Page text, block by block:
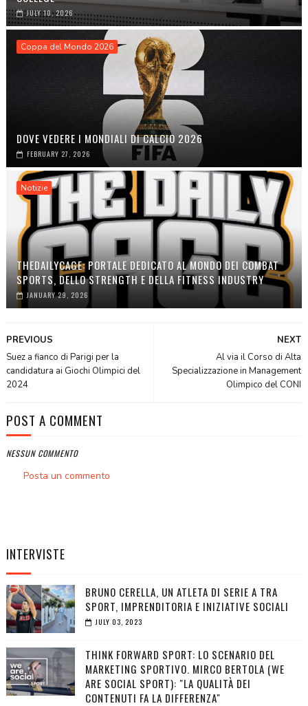
JULY 10, 2026
Coppa del Mondo 2026
DOVE VEDERE I MONDIALI DI CALCIO 2026
FEBRUARY 27, 2026
Notizie
THEDAILYCAGE: PORTALE DEDICATO AL MONDO DEI COMBAT
SPORTS, DELLO STRENGTH E DELLA FITNESS INDUSTRY
JANUARY 29, 2026
NEXT
Al via il Corso di Alta
Specializzazione in Management
Olimpico del CONI
PREVIOUS
Suez a fianco di Parigi per la
candidatura ai Giochi Olimpici del
2024
POST A COMMENT
NESSUN COMMENTO
Posta un commento
INTERVISTE
BRUNO CERELLA, UN ATLETA DI SERIE A TRA
SPORT, IMPRENDITORIA E INIZIATIVE SOCIALI
JULY 03, 2023
THINK FORWARD SPORT: LO SCENARIO DEL
MARKETING SPORTIVO. MIRCO BERTOLA (WE
ARE SOCIAL SPORT): "LA QUALITÀ DEI
CONTENUTI FA LA DIFFERENZA"